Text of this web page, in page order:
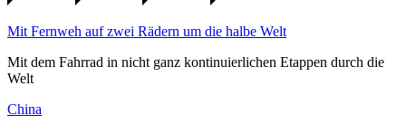
Mit Fernweh auf zwei Rädern um die halbe Welt
Mit dem Fahrrad in nicht ganz kontinuierlichen Etappen durch die
Welt
Veröffentlicht
China